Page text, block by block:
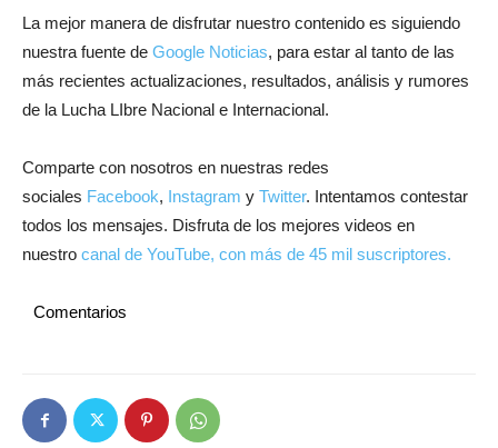
La mejor manera de disfrutar nuestro contenido es siguiendo
nuestra fuente de Google Noticias, para estar al tanto de las
más recientes actualizaciones, resultados, análisis y rumores
de la Lucha LIbre Nacional e Internacional.
Comparte con nosotros en nuestras redes
sociales Facebook, Instagram y Twitter. Intentamos contestar
todos los mensajes. Disfruta de los mejores videos en
nuestro canal de YouTube, con más de 45 mil suscriptores.
Comentarios